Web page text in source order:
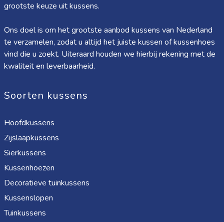
grootste keuze uit kussens.
Ons doel is om het grootste aanbod kussens van Nederland
te verzamelen, zodat u altijd het juiste kussen of kussenhoes
vind die u zoekt. Uiteraard houden we hierbij rekening met de
kwaliteit en leverbaarheid.
Soorten kussens
Hoofdkussens
Zijslaapkussens
Sierkussens
Kussenhoezen
Decoratieve tuinkussens
Kussenslopen
Tuinkussens